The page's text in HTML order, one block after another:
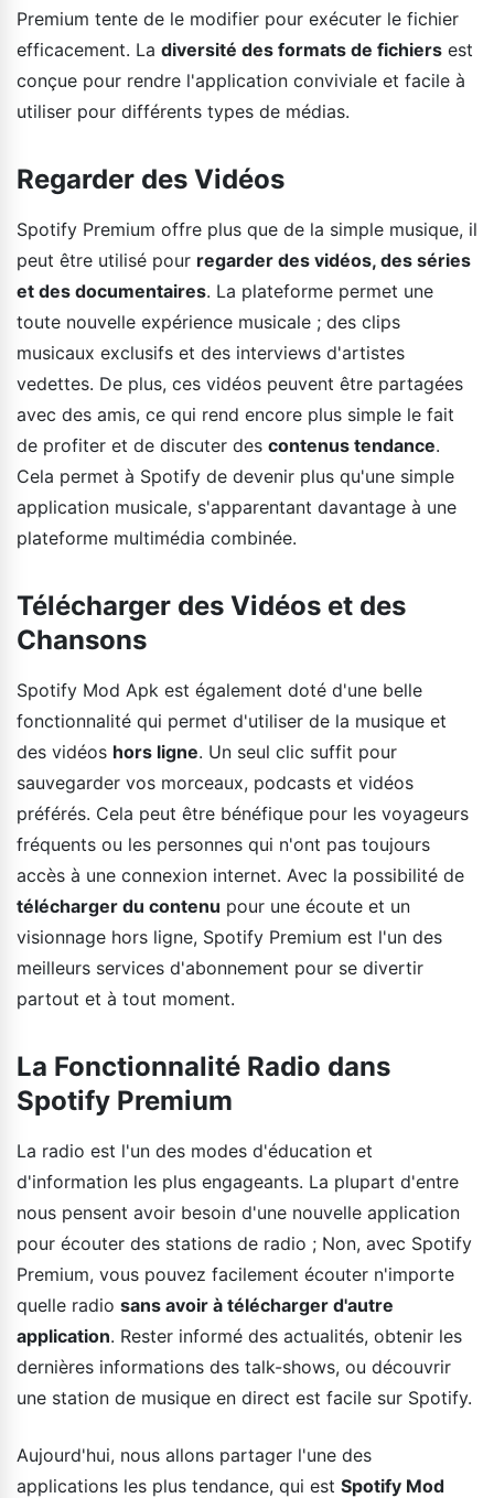
Premium tente de le modifier pour exécuter le fichier
efficacement. La diversité des formats de fichiers est
conçue pour rendre l'application conviviale et facile à
utiliser pour différents types de médias.
Regarder des Vidéos
Spotify Premium offre plus que de la simple musique, il
peut être utilisé pour regarder des vidéos, des séries
et des documentaires. La plateforme permet une
toute nouvelle expérience musicale ; des clips
musicaux exclusifs et des interviews d'artistes
vedettes. De plus, ces vidéos peuvent être partagées
avec des amis, ce qui rend encore plus simple le fait
de profiter et de discuter des contenus tendance.
Cela permet à Spotify de devenir plus qu'une simple
application musicale, s'apparentant davantage à une
plateforme multimédia combinée.
Télécharger des Vidéos et des
Chansons
Spotify Mod Apk est également doté d'une belle
fonctionnalité qui permet d'utiliser de la musique et
des vidéos hors ligne. Un seul clic suffit pour
sauvegarder vos morceaux, podcasts et vidéos
préférés. Cela peut être bénéfique pour les voyageurs
fréquents ou les personnes qui n'ont pas toujours
accès à une connexion internet. Avec la possibilité de
télécharger du contenu pour une écoute et un
visionnage hors ligne, Spotify Premium est l'un des
meilleurs services d'abonnement pour se divertir
partout et à tout moment.
La Fonctionnalité Radio dans
Spotify Premium
La radio est l'un des modes d'éducation et
d'information les plus engageants. La plupart d'entre
nous pensent avoir besoin d'une nouvelle application
pour écouter des stations de radio ; Non, avec Spotify
Premium, vous pouvez facilement écouter n'importe
quelle radio sans avoir à télécharger d'autre
application. Rester informé des actualités, obtenir les
dernières informations des talk-shows, ou découvrir
une station de musique en direct est facile sur Spotify.
Aujourd'hui, nous allons partager l'une des
applications les plus tendance, qui est Spotify Mod